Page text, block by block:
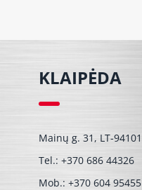
KLAIPĖDA
Mainų g. 31, LT-94101
Tel.:+370 686 44326
Mob.:+370 604 95455